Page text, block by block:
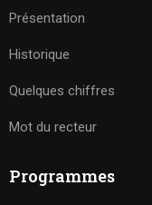
Présentation
Historique
Quelques chiffres
Mot du recteur
Programmes